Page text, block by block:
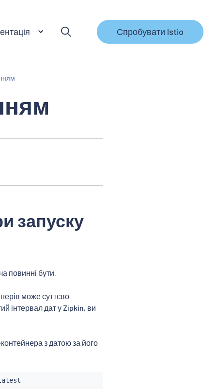
Спробувати Istio
запуску
повинні бути.
може суттєво
інтервал дат у Zipkin, ви
з датою за його